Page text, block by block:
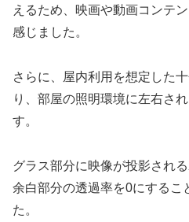
えるため、映画や動画コンテ
感じました。
さらに、屋内利用を想定した
り、部屋の照明環境に左右さ
す。
グラス部分に映像が投影され
余白部分の透過率を0にするこ
た。